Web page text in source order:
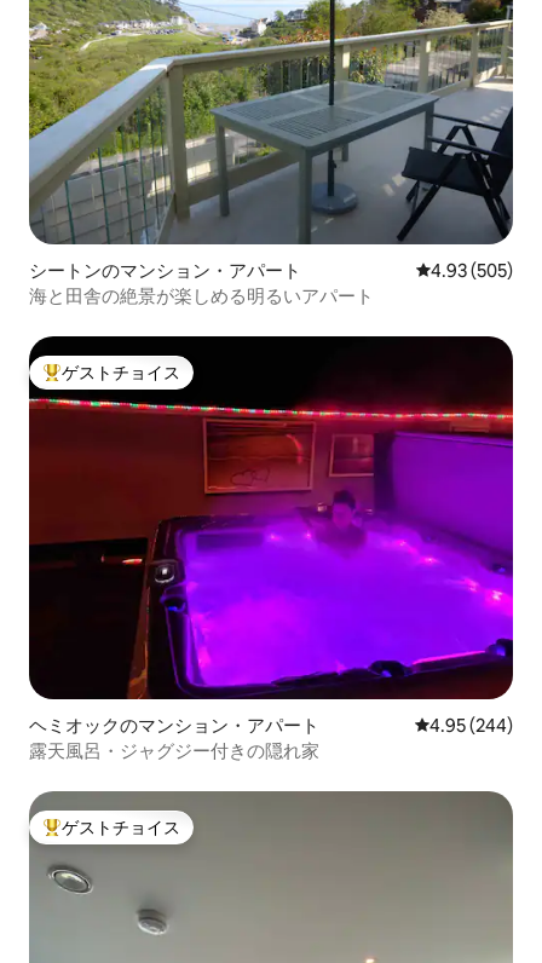
シートンのマンション・アパート レビュー505
4.93 (505)
海と田舎の絶景が楽しめる明るいアパート
大好評のゲストチョイスです。
ゲストチョイス
ヘミオックのマンション・アパート レビュー244
4.95 (244)
露天風呂・ジャグジー付きの隠れ家
大好評のゲストチョイスです。
ゲストチョイス